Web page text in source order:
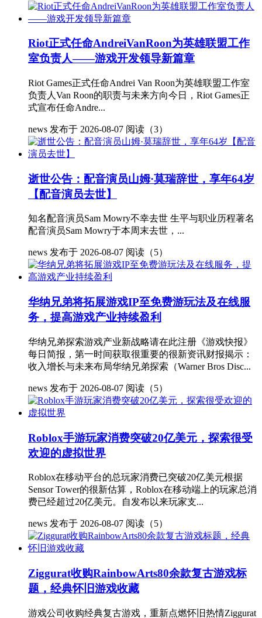
Riot正式任命AndreiVanRoon为英雄联盟工作
室负责人——游戏开发领导新篇章
Riot Games正式任命Andrei Van Roon为英雄联盟工作室
负责人Van Roon的职责与未来方向今日，Riot Games正
式宣布任命Andre...
news 发布于 2026-08-07 阅读（3）
逝世公告：配音演员山姆·莫瑞辞世，享年64岁
【配音演员去世】
知名配音演员Sam Mowry不幸去世 生平与职业历程著名
配音演员Sam Mowry于本周末去世，...
news 发布于 2026-08-07 阅读（5）
华纳兄弟将拓展游戏IP至免费游玩法及在线服
务，提高游戏产业持续盈利
华纳兄弟探索游戏产业新战略请在此注册《游戏快报》
每日简报，第一时间获取很重要的很新资讯财报揭示：
收入增长与未来布局华纳兄弟探索（Warner Bros Disc...
news 发布于 2026-08-07 阅读（5）
Roblox手游玩家消费突破20亿美元，探索很受
欢迎的虚拟世界
Roblox在移动平台的总玩家消费已突破20亿美元根据
Sensor Tower的很新估算，Roblox在移动端上的玩家总消
费已经超过20亿美元。自发布以来玩家支...
news 发布于 2026-08-07 阅读（5）
Ziggurat收购RainbowArts80余款复古游戏标
题，经典怀旧游戏收藏
游戏公司收购经典复古游戏，重新点燃怀旧热情Ziggurat